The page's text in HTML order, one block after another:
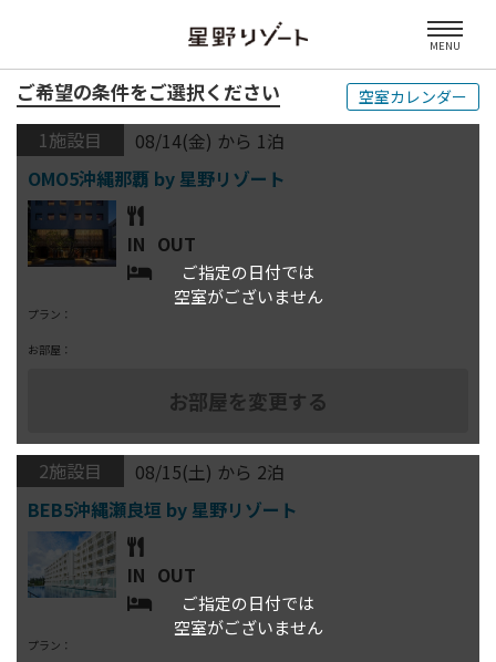
MENU
ご希望の条件をご選択ください 空室カレンダー
ご指定の日付では
空室がございません
1施設目 08/14(金) から 1泊
IN OUT
プラン：
お部屋：
ご指定の日付では
空室がございません
2施設目 08/15(土) から 2泊
IN OUT
プラン：